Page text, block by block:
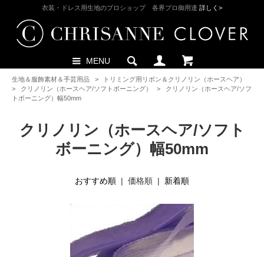
衣装・ドレス用生地のプロショップ 各界プロ御用達 詳しく>
MENU
生地＆服飾素材＆手芸用品 >
トリミング用リボン＆クリノリン（ホースヘア）
>
クリノリン（ホースヘア/ソフトボーニング） >
クリノリン（ホースヘア/ソフ
トボーニング）幅50mm
クリノリン（ホースヘア/ソフト
ボーニング）幅50mm
おすすめ順 | 価格順 | 新着順